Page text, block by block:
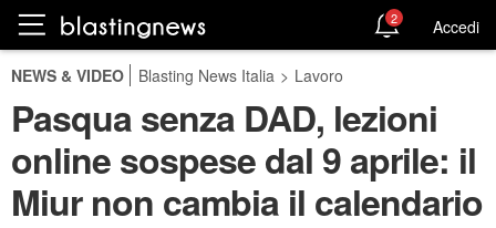
2 Accedi
NEWS & VIDEO Blasting News Italia > Lavoro
Pasqua senza DAD, lezioni
online sospese dal 9 aprile: il
Miur non cambia il calendario